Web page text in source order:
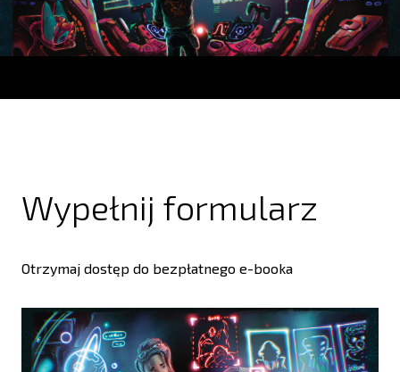
Wypełnij formularz
Otrzymaj dostęp do bezpłatnego e-booka